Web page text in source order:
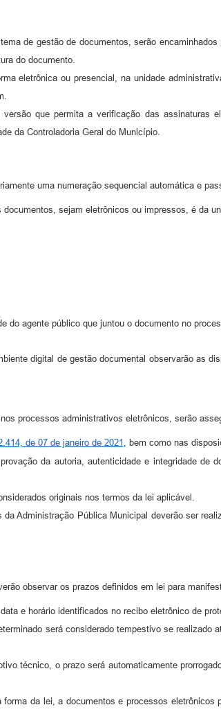
de gestão de documentos, serão
do documento.
eletrônica ou presencial, na unidade
que permita a verificação das assinaturas
da Controladoria Geral do Município.
uma numeração sequencial automática e
sejam eletrônicos ou impressos, é da
agente público que juntou o documento no
digital de gestão documental observarão as
processos administrativos eletrônicos, serão
de 07 de janeiro de 2021 , bem como nas
da autoria, autenticidade e integridade de
originais nos termos da lei aplicável.
Administração Pública Municipal deverão ser
observar os prazos definidos em lei para
e horário identificados no recibo eletrônico de
será considerado tempestivo se realizado
técnico, o prazo será automaticamente
da lei, a documentos e processos